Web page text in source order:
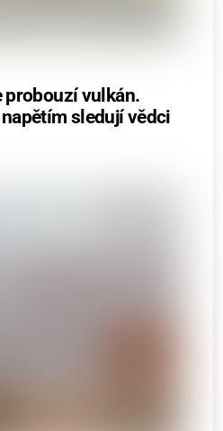
probouzí vulkán.
sledují vědci